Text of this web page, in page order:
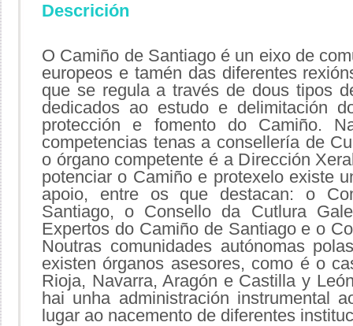
Descrición
O Camiño de Santiago é un eixo de
europeos e tamén das diferentes
que se regula a través de dous tipos
dedicados ao estudo e delimitación
protección e fomento do Camiño.
competencias tenas a consellería de
o órgano competente é a Dirección
potenciar o Camiño e protexelo existe
apoio, entre os que destacan: o
Santiago, o Consello da Cutlura
Expertos do Camiño de Santiago e o
Noutras comunidades autónomas
existen órganos asesores, como é o
Rioja, Navarra, Aragón e Castilla y
hai unha administración instrumental
lugar ao nacemento de diferentes